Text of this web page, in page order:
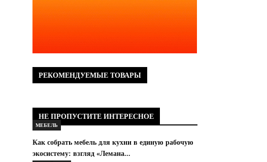
РЕКОМЕНДУЕМЫЕ ТОВАРЫ
НЕ ПРОПУСТИТЕ ИНТЕРЕСНОЕ
МЕБЕЛЬ
Как собрать мебель для кухни в единую рабочую
экосистему: взгляд «Лемана...